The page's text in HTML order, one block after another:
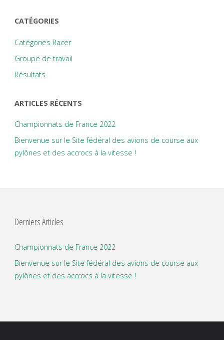
CATÉGORIES
Catégories Racer
Groupe de travail
Résultats
ARTICLES RÉCENTS
Championnats de France 2022
Bienvenue sur le Site fédéral des avions de course aux
pylônes et des accrocs à la vitesse !
Derniers Articles
Championnats de France 2022
Bienvenue sur le Site fédéral des avions de course aux
pylônes et des accrocs à la vitesse !